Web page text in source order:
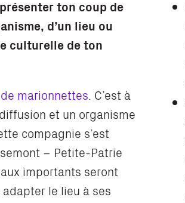
ton coup de
d’un lieu ou
culturelle de ton
marionnettes. C’est à
et un organisme
compagnie s’est
– Petite-Patrie
importants seront
le lieu à ses